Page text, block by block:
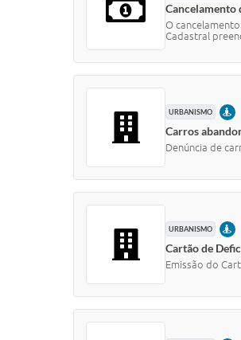
Cancelamento
O
Cadastral
URBANISMO
Carros
Denúncia de
URBANISMO
Cartão de
Emissão do